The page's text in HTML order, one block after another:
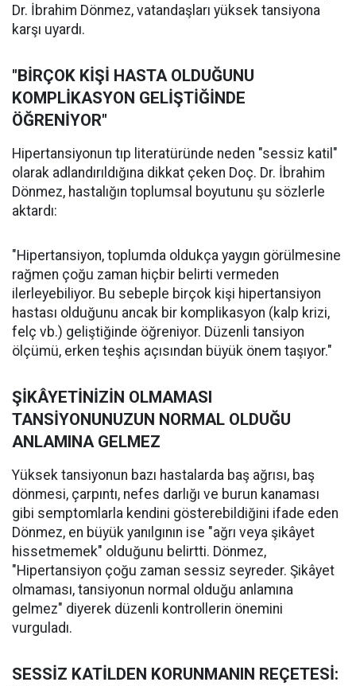
Dr. İbrahim Dönmez, vatandaşları yüksek tansiyona
karşı uyardı.
"BİRÇOK KİŞİ HASTA OLDUĞUNU
KOMPLİKASYON GELİŞTİĞİNDE
ÖĞRENİYOR"
Hipertansiyonun tıp literatüründe neden "sessiz katil"
olarak adlandırıldığına dikkat çeken Doç. Dr. İbrahim
Dönmez, hastalığın toplumsal boyutunu şu sözlerle
aktardı:
"Hipertansiyon, toplumda oldukça yaygın görülmesine
rağmen çoğu zaman hiçbir belirti vermeden
ilerleyebiliyor. Bu sebeple birçok kişi hipertansiyon
hastası olduğunu ancak bir komplikasyon (kalp krizi,
felç vb.) geliştiğinde öğreniyor. Düzenli tansiyon
ölçümü, erken teşhis açısından büyük önem taşıyor."
ŞİKÂYETİNİZİN OLMAMASI
TANSİYONUNUZUN NORMAL OLDUĞU
ANLAMINA GELMEZ
Yüksek tansiyonun bazı hastalarda baş ağrısı, baş
dönmesi, çarpıntı, nefes darlığı ve burun kanaması
gibi semptomlarla kendini gösterebildiğini ifade eden
Dönmez, en büyük yanılgının ise "ağrı veya şikâyet
hissetmemek" olduğunu belirtti. Dönmez,
"Hipertansiyon çoğu zaman sessiz seyreder. Şikâyet
olmaması, tansiyonun normal olduğu anlamına
gelmez" diyerek düzenli kontrollerin önemini
vurguladı.
SESSİZ KATİLDEN KORUNMANIN REÇETESİ: